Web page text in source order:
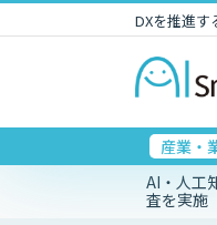
DXを推進す
産業・
AI・人工
査を実施